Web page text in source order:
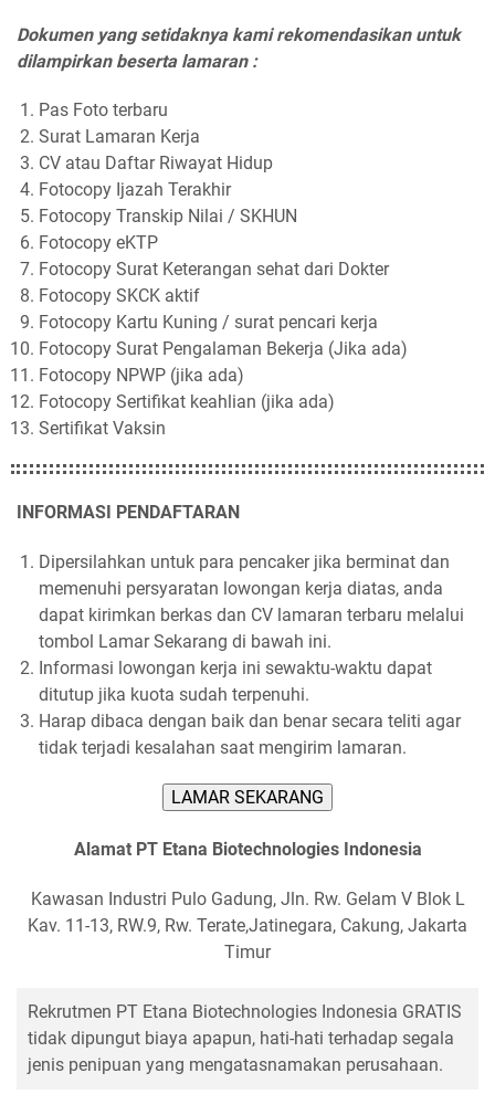
Dokumen yang setidaknya kami rekomendasikan untuk
dilampirkan beserta lamaran :
Pas Foto terbaru
Surat Lamaran Kerja
CV atau Daftar Riwayat Hidup
Fotocopy Ijazah Terakhir
Fotocopy Transkip Nilai / SKHUN
Fotocopy eKTP
Fotocopy Surat Keterangan sehat dari Dokter
Fotocopy SKCK aktif
Fotocopy Kartu Kuning / surat pencari kerja
Fotocopy Surat Pengalaman Bekerja (Jika ada)
Fotocopy NPWP (jika ada)
Fotocopy Sertifikat keahlian (jika ada)
Sertifikat Vaksin
INFORMASI PENDAFTARAN
Dipersilahkan untuk para pencaker jika berminat dan
memenuhi persyaratan lowongan kerja diatas, anda
dapat kirimkan berkas dan CV lamaran terbaru melalui
tombol Lamar Sekarang di bawah ini.
Informasi lowongan kerja ini sewaktu-waktu dapat
ditutup jika kuota sudah terpenuhi.
Harap dibaca dengan baik dan benar secara teliti agar
tidak terjadi kesalahan saat mengirim lamaran.
LAMAR SEKARANG
Alamat PT Etana Biotechnologies Indonesia
Kawasan Industri Pulo Gadung, Jln. Rw. Gelam V Blok L
Kav. 11-13, RW.9, Rw. Terate,Jatinegara, Cakung, Jakarta
Timur
Rekrutmen PT Etana Biotechnologies Indonesia GRATIS
tidak dipungut biaya apapun, hati-hati terhadap segala
jenis penipuan yang mengatasnamakan perusahaan.